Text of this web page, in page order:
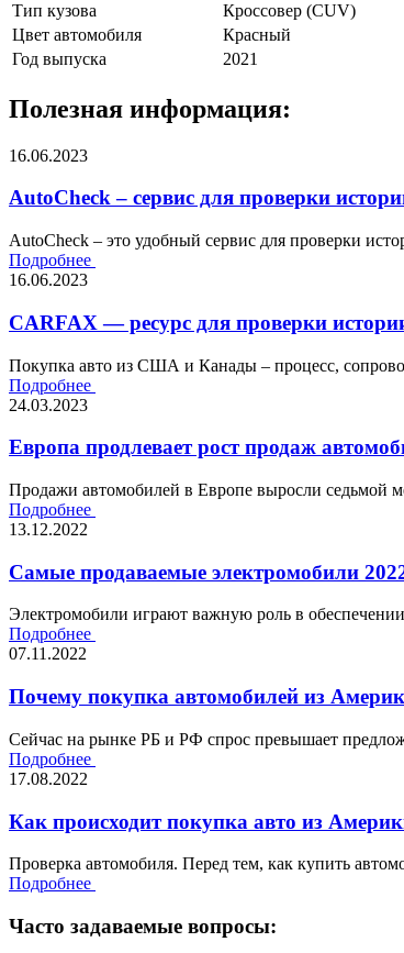
Тип кузова
Кроссовер (CUV)
Цвет автомобиля
Красный
Год выпуска
2021
Полезная информация:
16.06.2023
AutoCheck – сервис для проверки
AutoCheck – это удобный сервис для проверки
Подробнее
16.06.2023
CARFAX — ресурс для проверки
Покупка авто из США и Канады – процесс,
Подробнее
24.03.2023
Европа продлевает рост продаж
Продажи автомобилей в Европе выросли седьмой
Подробнее
13.12.2022
Самые продаваемые электромобили
Электромобили играют важную роль в
Подробнее
07.11.2022
Почему покупка автомобилей из
Сейчас на рынке РБ и РФ спрос превышает
Подробнее
17.08.2022
Как происходит покупка авто из
Проверка автомобиля. Перед тем, как купить
Подробнее
Часто задаваемые вопросы: